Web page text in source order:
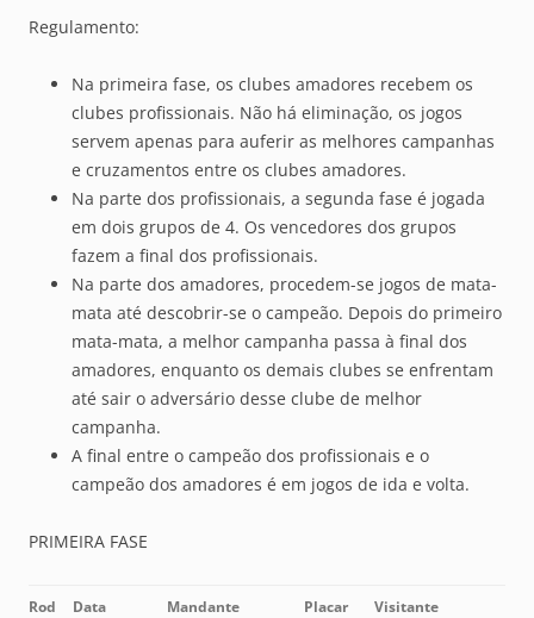
Regulamento:
Na primeira fase, os clubes amadores recebem os
clubes profissionais. Não há eliminação, os jogos
servem apenas para auferir as melhores campanhas
e cruzamentos entre os clubes amadores.
Na parte dos profissionais, a segunda fase é jogada
em dois grupos de 4. Os vencedores dos grupos
fazem a final dos profissionais.
Na parte dos amadores, procedem-se jogos de mata-
mata até descobrir-se o campeão. Depois do primeiro
mata-mata, a melhor campanha passa à final dos
amadores, enquanto os demais clubes se enfrentam
até sair o adversário desse clube de melhor
campanha.
A final entre o campeão dos profissionais e o
campeão dos amadores é em jogos de ida e volta.
PRIMEIRA FASE
Rod Data Mandante Placar Visitante